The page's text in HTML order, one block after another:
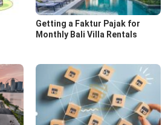
Getting a Faktur Pajak for
Monthly Bali Villa Rentals